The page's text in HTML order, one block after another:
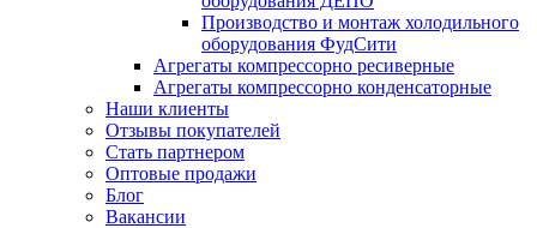
Производство и монтаж холодильного
оборудования ФудСити
Агрегаты компрессорно ресиверные
Агрегаты компрессорно конденсаторные
Наши клиенты
Отзывы покупателей
Стать партнером
Оптовые продажи
Блог
Вакансии